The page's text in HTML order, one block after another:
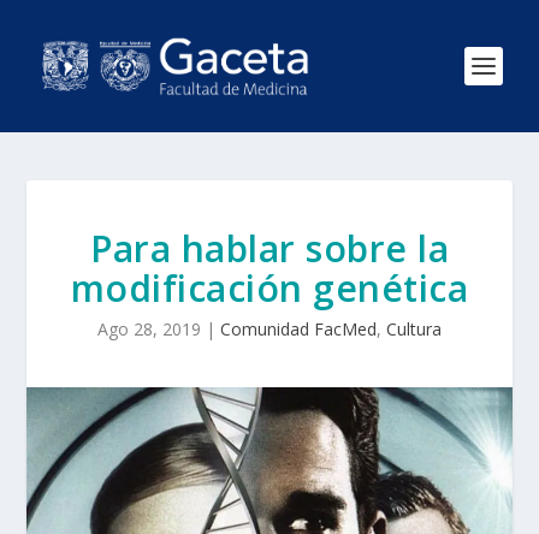
Para hablar sobre la
modificación genética
Ago 28, 2019 | Comunidad FacMed, Cultura